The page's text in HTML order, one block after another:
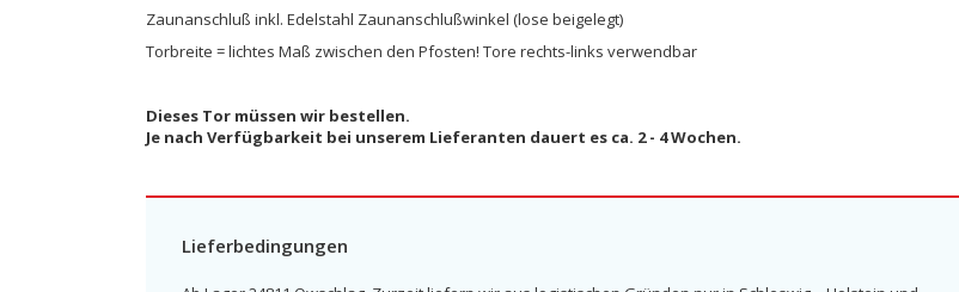
Zaunanschluß inkl. Edelstahl Zaunanschlußwinkel (lose beigelegt)
Torbreite = lichtes Maß zwischen den Pfosten! Tore rechts-links verwendbar
Dieses Tor müssen wir bestellen.
Je nach Verfügbarkeit bei unserem Lieferanten dauert es ca. 2 - 4 Wochen.
Lieferbedingungen